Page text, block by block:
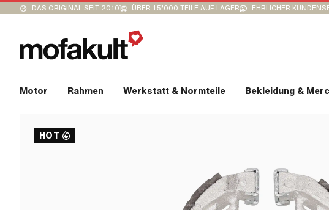
DAS ORIGINAL SEIT 2010 ÜBER 15’000 TEILE AUF LAGER EHRLICHER
Motor Rahmen Werkstatt & Normteile Bekleidung &
HOT